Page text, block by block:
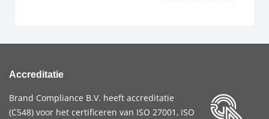
Accreditatie
Brand Compliance B.V. heeft accreditatie
(C548) voor het certificeren van ISO 27001, ISO